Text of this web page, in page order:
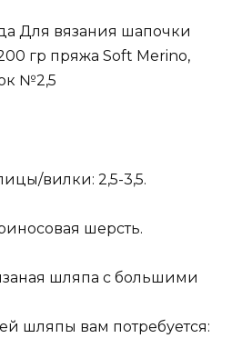
Для вязания шапочки
гр пряжа Soft Merino,
№2,5
вилки: 2,5-3,5.
шерсть.
шляпа с большими
шляпы вам потребуется: